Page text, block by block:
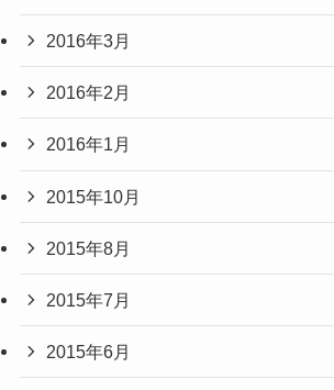
2016年3月
2016年2月
2016年1月
2015年10月
2015年8月
2015年7月
2015年6月